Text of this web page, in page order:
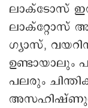
ലാക്ടോസ്
ലാക്റ്റോസ്
ഗ്യാസ്,
ഉണ്ടായാലും
പലരും
അസഹിഷ്ണുത